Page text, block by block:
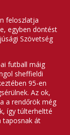
feloszlatja
egyben döntést
Szövetség
futball máig
sheffieldi
95-en
Az ok,
a rendőrök még
így túlterheltté
taposnak át